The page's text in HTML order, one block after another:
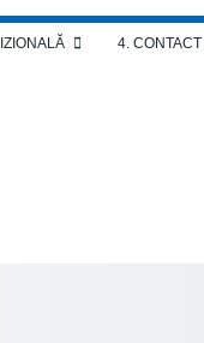
4. CONTACT